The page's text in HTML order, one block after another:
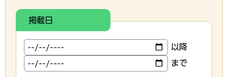
掲載日
以降
まで